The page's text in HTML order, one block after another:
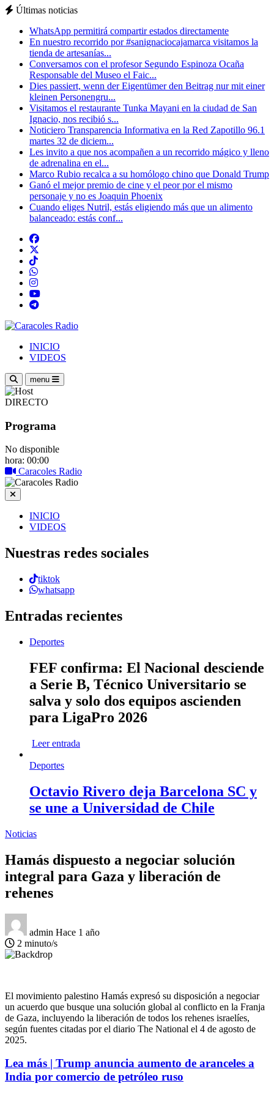
Últimas noticias
WhatsApp permitirá compartir estados directamente
En nuestro recorrido por #sanignaciocajamarca visitamos la
tienda de artesanías...
Conversamos con el profesor Segundo Espinoza Ocaña
Responsable del Museo el Faic...
Dies passiert, wenn der Eigentümer den Beitrag nur mit einer
kleinen Personengru...
Visitamos el restaurante Tunka Mayani en la ciudad de San
Ignacio, nos recibió s...
Noticiero Transparencia Informativa en la Red Zapotillo 96.1
martes 32 de diciem...
Les invito a que nos acompañen a un recorrido mágico y lleno
de adrenalina en el...
Marco Rubio recalca a su homólogo chino que Donald Trump
Ganó el mejor premio de cine y el peor por el mismo
personaje y no es Joaquin Phoenix
Cuando eliges Nutril, estás eligiendo más que un alimento
balanceado: estás conf...
INICIO
VIDEOS
menu
DIRECTO
Programa
No disponible
hora: 00:00
Caracoles Radio
INICIO
VIDEOS
Nuestras redes sociales
tiktok
whatsapp
Entradas recientes
Deportes
FEF confirma: El Nacional desciende
a Serie B, Técnico Universitario se
salva y solo dos equipos ascienden
para LigaPro 2026
Leer entrada
Deportes
Octavio Rivero deja Barcelona SC y
se une a Universidad de Chile
Noticias
Hamás dispuesto a negociar solución
integral para Gaza y liberación de
rehenes
admin Hace 1 año
2 minuto/s
El movimiento palestino Hamás expresó su disposición a negociar
un acuerdo que busque una solución global al conflicto en la Franja
de Gaza, incluyendo la liberación de todos los rehenes israelíes,
según fuentes citadas por el diario The National el 4 de agosto de
2025.
Lea más | Trump anuncia aumento de aranceles a
India por comercio de petróleo ruso